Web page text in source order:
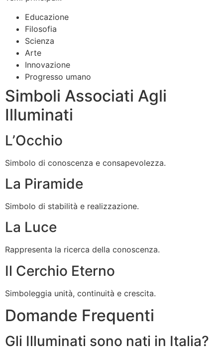
Educazione
Filosofia
Scienza
Arte
Innovazione
Progresso umano
Simboli Associati Agli
Illuminati
L’Occhio
Simbolo di conoscenza e consapevolezza.
La Piramide
Simbolo di stabilità e realizzazione.
La Luce
Rappresenta la ricerca della conoscenza.
Il Cerchio Eterno
Simboleggia unità, continuità e crescita.
Domande Frequenti
Gli Illuminati sono nati in Italia?